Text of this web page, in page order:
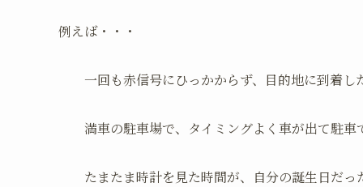
例えば・・・
一回も赤信号にひっかからず、目的地に到着し
満車の駐車場で、タイミングよく車が出て駐車
たまたま時計を見た時間が、自分の誕生日だっ